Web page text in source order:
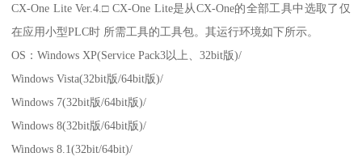
CX-One Lite Ver.4.□ CX-One Lite是从CX-One的全部工具中选取了仅
在应用小型PLC时 所需工具的工具包。其运行环境如下所示。
OS：Windows XP(Service Pack3以上、32bit版)/
Windows Vista(32bit版/64bit版)/
Windows 7(32bit版/64bit版)/
Windows 8(32bit版/64bit版)/
Windows 8.1(32bit/64bit)/